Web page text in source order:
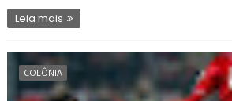
Leia mais
COLÔNIA